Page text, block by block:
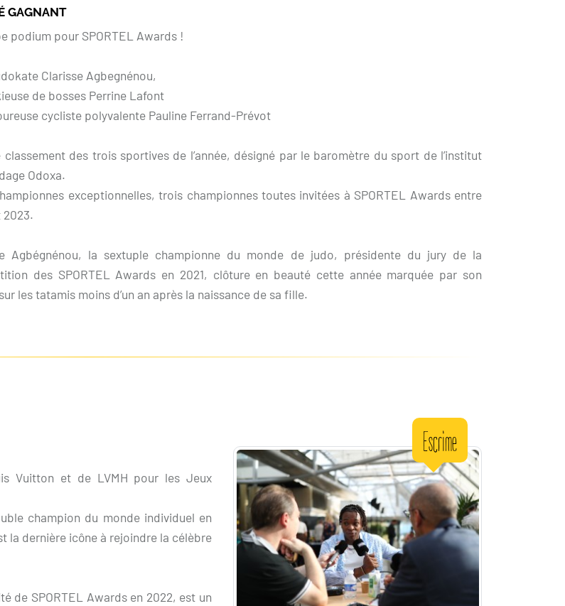
GAGNANT
podium pour SPORTEL Awards !
Clarisse Agbegnénou,
de bosses Perrine Lafont
cycliste polyvalente Pauline Ferrand-Prévot
classement des trois sportives de l’année, désigné par le baromètre du sport de l’institut
Odoxa.
exceptionnelles, trois championnes toutes invitées à SPORTEL Awards entre
2023.
Agbégnénou, la sextuple championne du monde de judo, présidente du jury de la
des SPORTEL Awards en 2021, clôture en beauté cette année marquée par son
les tatamis moins d’un an après la naissance de sa fille.
Escrime
Vuitton et de LVMH pour les Jeux
champion du monde individuel en
la dernière icône à rejoindre la célèbre
de SPORTEL Awards en 2022, est un